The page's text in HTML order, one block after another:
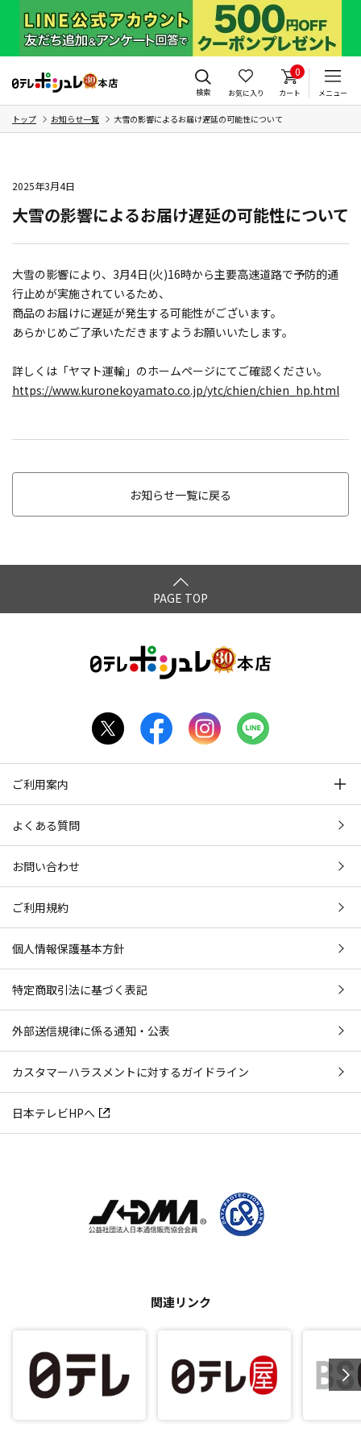
検索 お気に入り
0
カート メニュー
トップ お知らせ一覧 大雪の影響によるお届け遅延の可能性について
2025年3月4日
大雪の影響によるお届け遅延の可能性について
大雪の影響により、3月4日(火)16時から主要高速道路で予防的通
行止めが実施されているため、
商品のお届けに遅延が発生する可能性がございます。
あらかじめご了承いただきますようお願いいたします。
詳しくは「ヤマト運輸」のホームページにてご確認ください。
https://www.kuronekoyamato.co.jp/ytc/chien/chien_hp.html
お知らせ一覧に戻る
PAGE TOP
ご利用案内
よくある質問
お問い合わせ
ご利用規約
個人情報保護基本方針
特定商取引法に基づく表記
外部送信規律に係る通知・公表
カスタマーハラスメントに対するガイドライン
日本テレビHPへ
関連リンク